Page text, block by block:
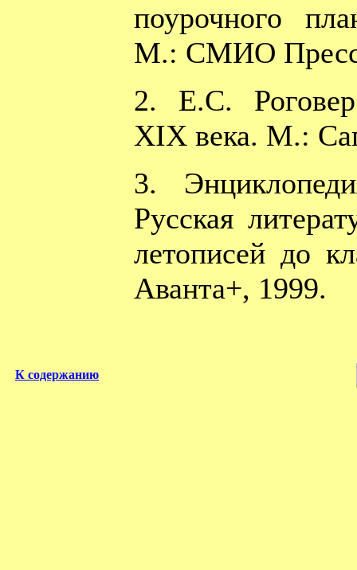
поурочного
М.: СМИО
2. Е.С.
XIX века. М.:
3.
Русская
летописей до
Аванта+, 1999.
К содержанию